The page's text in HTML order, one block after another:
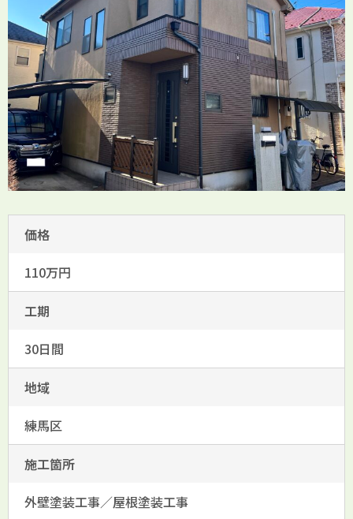
価格
110万円
工期
30日間
地域
練馬区
施工箇所
外壁塗装工事／屋根塗装工事